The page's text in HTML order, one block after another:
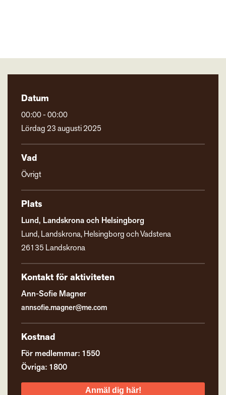
Datum
00:00 - 00:00
Lördag 23 augusti 2025
Vad
Övrigt
Plats
Lund, Landskrona och Helsingborg
Lund, Landskrona, Helsingborg och Vadstena
26135 Landskrona
Kontakt för aktiviteten
Ann-Sofie Magner
annsofie.magner@me.com
Kostnad
För medlemmar: 1550
Övriga: 1800
Anmäl dig här!